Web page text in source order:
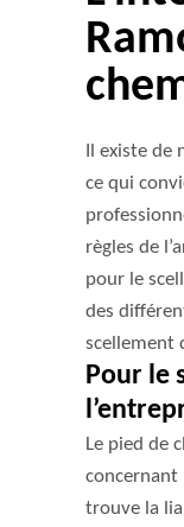
Il existe
ce qui
règles de
pour le
des
scellement
Pour le
Le pied de
concernant
trouve la